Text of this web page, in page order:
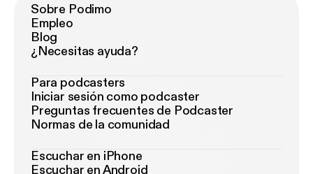
Sobre Podimo
Empleo
Blog
¿Necesitas ayuda?
Para podcasters
Iniciar sesión como podcaster
Preguntas frecuentes de Podcaster
Normas de la comunidad
Escuchar en iPhone
Escuchar en Android